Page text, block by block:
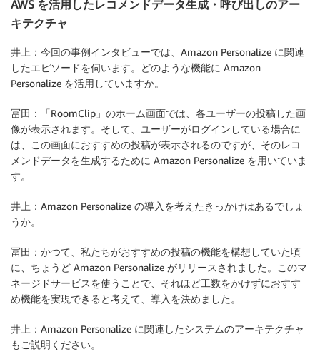
AWS を活用したレコメンドデータ生成・呼び出しのアー
キテクチャ
井上：今回の事例インタビューでは、Amazon Personalize に関連
したエピソードを伺います。どのような機能に Amazon
Personalize を活用していますか。
冨田：「RoomClip」のホーム画面では、各ユーザーの投稿した画
像が表示されます。そして、ユーザーがログインしている場合に
は、この画面におすすめの投稿が表示されるのですが、そのレコ
メンドデータを生成するために Amazon Personalize を用いていま
す。
井上：Amazon Personalize の導入を考えたきっかけはあるでしょ
うか。
冨田：かつて、私たちがおすすめの投稿の機能を構想していた頃
に、ちょうど Amazon Personalize がリリースされました。このマ
ネージドサービスを使うことで、それほど工数をかけずにおすす
め機能を実現できると考えて、導入を決めました。
井上：Amazon Personalize に関連したシステムのアーキテクチャ
もご説明ください。